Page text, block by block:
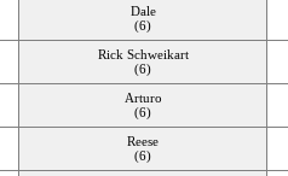
Dale
(6)
Rick Schweikart
(6)
Arturo
(6)
Reese
(6)